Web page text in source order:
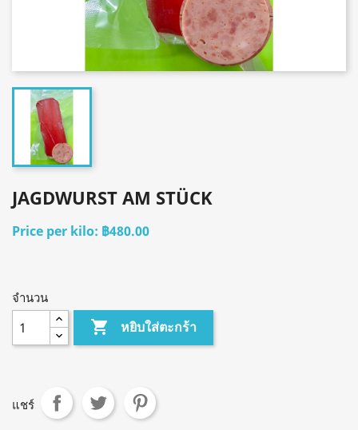
JAGDWURST AM STÜCK
฿480.00
จำนวน
 หยิบใส่ตะกร้า
แชร์